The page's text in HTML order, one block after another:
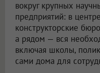
вокруг крупных
предприятий: в
конструкторские
а рядом — вся
включая школы,
сами дома для